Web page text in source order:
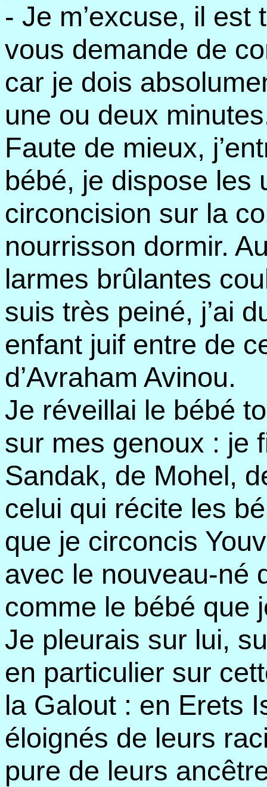
- Je m’excuse, il
vous demande de
car je dois
une ou deux
Faute de mieux,
bébé, je dispose les
circoncision sur la
nourrisson dormir.
larmes brûlantes
suis très peiné, j’ai
enfant juif entre de
d’Avraham Avinou.
Je réveillai le bébé
sur mes genoux : je
Sandak, de Mohel,
celui qui récite les
que je circoncis
avec le nouveau-né
comme le bébé que
Je pleurais sur lui,
en particulier sur
la Galout : en Erets
éloignés de leurs
pure de leurs